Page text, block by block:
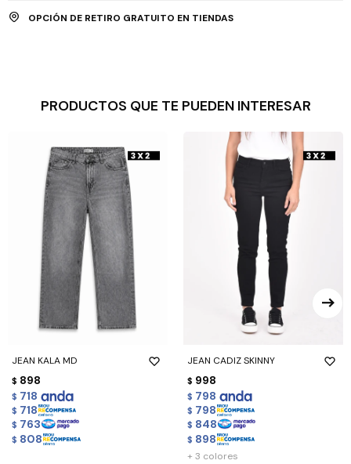
OPCIÓN DE RETIRO GRATUITO EN TIENDAS
PRODUCTOS QUE TE PUEDEN INTERESAR
JEAN KALA MD
$ 898
$ 718
$ 718
$ 763
$ 808
JEAN CADIZ SKINNY
$ 998
$ 798
$ 798
$ 848
$ 898
+ 3 colores